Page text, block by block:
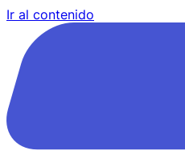
Ir al contenido